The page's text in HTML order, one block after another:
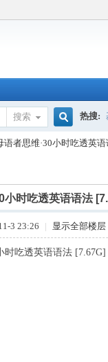
搜索
搜
索
热搜:
语者思维·30小时吃透英
小时吃透英语语法
3 23:26 | 显示全部楼层
时吃透英语语法 [7.67G]